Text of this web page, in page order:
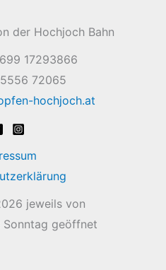
der Hochjoch Bahn
17293866
72065
hochjoch.at
jeweils von
Sonntag geöffnet